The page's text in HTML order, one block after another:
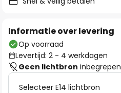
Informatie over levering
Op voorraad
Levertijd: 2 - 4 werkdagen
Geen lichtbron inbegrepen
Selecteer E14 lichtbron